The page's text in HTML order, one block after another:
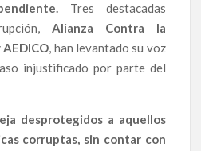
Tres destacadas
Alianza Contra la
, han levantado su voz
injustificado por parte del
desprotegidos a aquellos
corruptas, sin contar con